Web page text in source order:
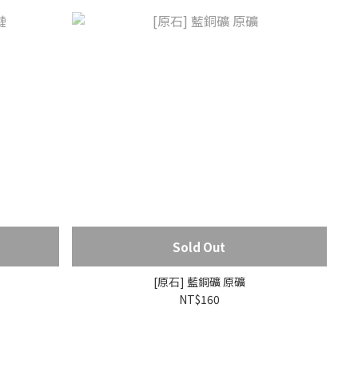
Sold Out
[原石] 藍銅礦 原礦
NT$160